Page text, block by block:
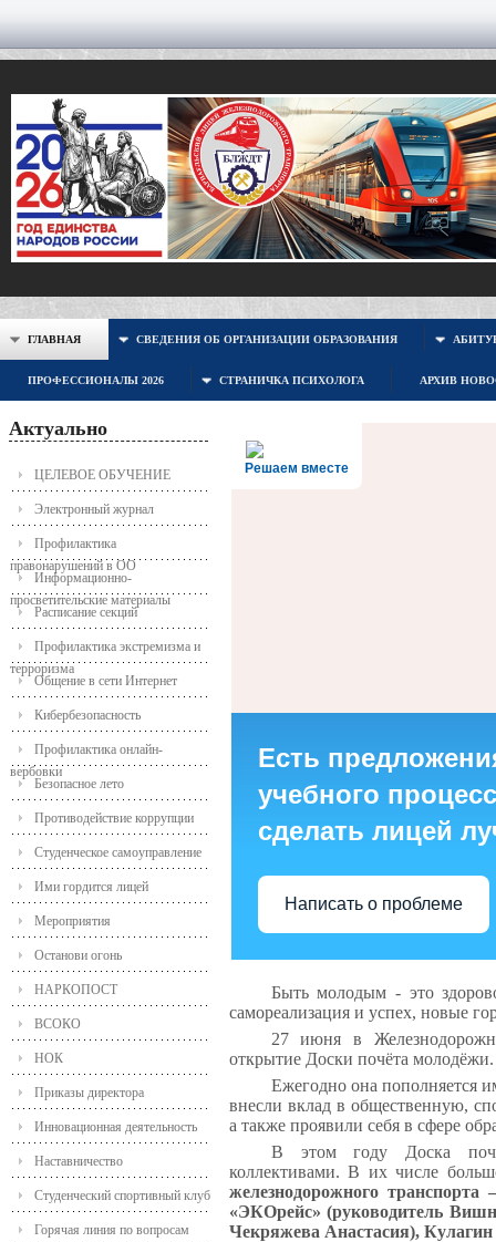
ГЛАВНАЯ СВЕДЕНИЯ ОБ ОРГАНИЗАЦИИ ОБРАЗОВАНИЯ
ПРОФЕССИОНАЛЫ 2026 СТРАНИЧКА ПСИХОЛОГА АРХИВ
Актуально
ЦЕЛЕВОЕ ОБУЧЕНИЕ
Электронный журнал
Профилактика
правонарушений в ОО
Информационно-
просветительские материалы
Расписание секций
Профилактика экстремизма и
терроризма
Общение в сети Интернет
Кибербезопасность
Профилактика онлайн-
вербовки
Безопасное лето
Противодействие коррупции
Студенческое самоуправление
Ими гордится лицей
Мероприятия
Останови огонь
НАРКОПОСТ
ВСОКО
НОК
Приказы директора
Инновационная деятельность
Наставничество
Студенческий спортивный клуб
Горячая линия по вопросам
Решаем вместе
Есть
учебного
сделать лицей
Написать о проблеме
Быть молодым - это
самореализация и успех, новые
27 июня в
открытие Доски почёта молодёжи.
Ежегодно она пополняется
внесли вклад в общественную,
а также проявили себя в сфере
В этом году Доска
коллективами. В их числе
железнодорожного транспорта
«ЭКОрейс» (руководитель
Чекряжева Анастасия),